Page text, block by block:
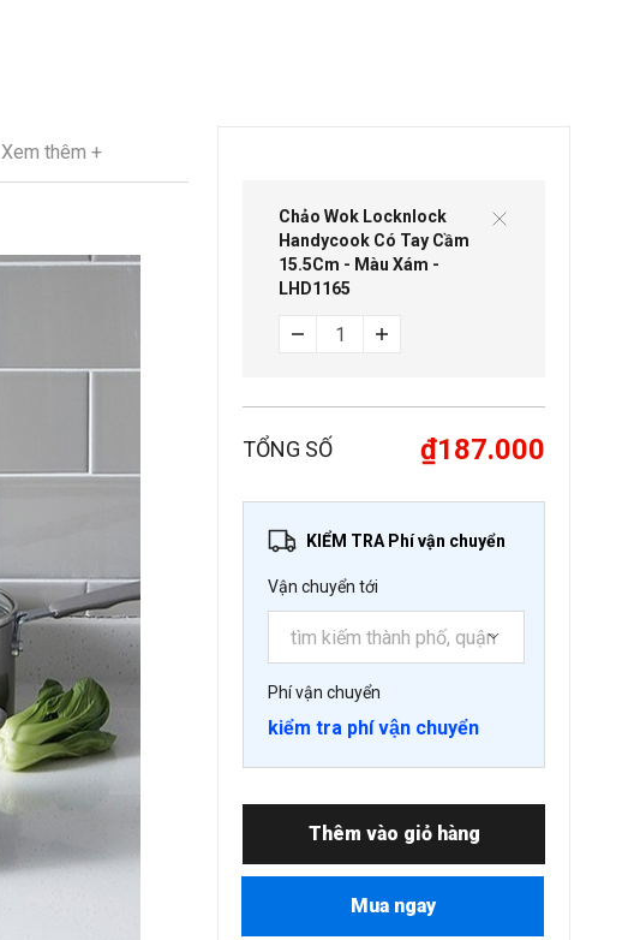
Xem thêm +
Chảo Wok Locknlock
Handycook Có Tay Cầm
15.5Cm - Màu Xám -
LHD1165
TỔNG SỐ ₫187.000
KIỂM TRA Phí vận chuyển
Vận chuyển tới
Phí vận chuyển
kiểm tra phí vận chuyển
Thêm vào giỏ hàng
Mua ngay